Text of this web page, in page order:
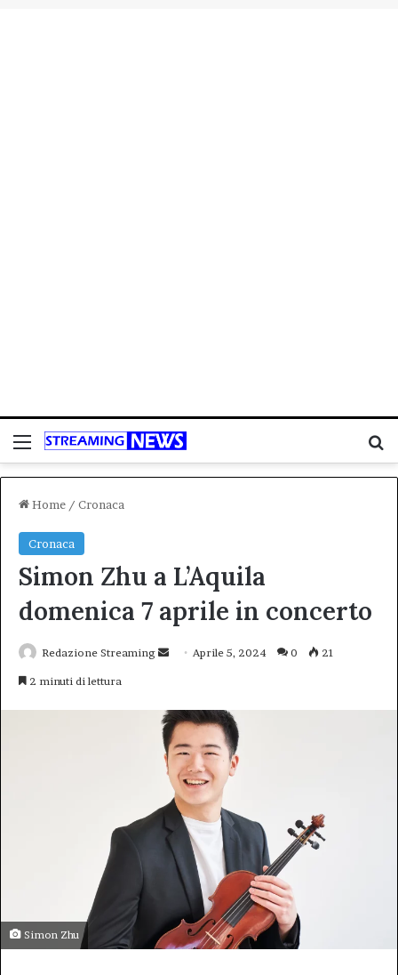
Menu
Home / Cronaca
Cronaca
Simon Zhu a L’Aquila
domenica 7 aprile in concerto
Redazione Streaming
InviaAprile 5, 2024 0 21
2 minuti di lettura
Simon Zhu